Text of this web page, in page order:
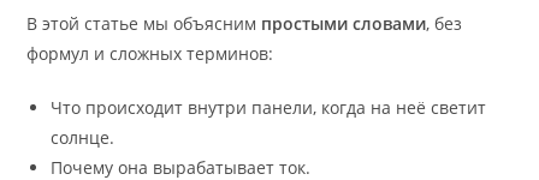
В этой статье мы объясним простыми словами, без
формул и сложных терминов:
Что происходит внутри панели, когда на неё светит
солнце.
Почему она вырабатывает ток.